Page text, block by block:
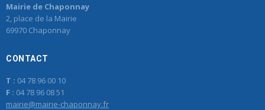
Mairie de Chaponnay
2, place de la Mairie
69970 Chaponnay
CONTACT
T : 04 78 96 00 10
F : 04 78 96 08 51
mairie@mairie-chaponnay.fr